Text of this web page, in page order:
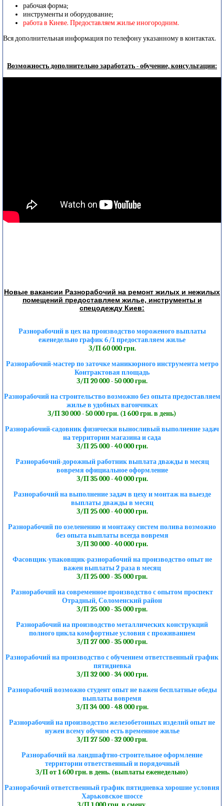
рабочая форма;
инструменты и оборудование;
работа в Киеве. Предоставляем жилье иногородним.
Вся дополнительная информация по телефону указанному в контактах.
Возможность дополнительно заработать - обучение, консультации:
Новые вакансии Разнорабочий на ремонт жилых и нежилых
помещений предоставляем жилье, инструменты и
спецодежду Киев:
Разнорабочий в цех на производство мороженого выплаты
еженедельно график 6/1 предоставляем жилье
З/П 60 000 грн.
Разнорабочий-мастер по заточке маникюрного инструмента метро
Контрактовая площадь
З/П 20 000 - 50 000 грн.
Разнорабочий на строительство возможно без опыта предоставляем
жилье в удобных вагончиках
З/П 30 000 - 50 000 грн. (1 600 грн. в день)
Разнорабочий-садовник физически выносливый выполнение задач
на территории магазина и сада
З/П 25 000 - 40 000 грн.
Разнорабочий-дорожный работник выплата дважды в месяц
вовремя официальное оформление
З/П 35 000 - 40 000 грн.
Разнорабочий на выполнение задач в цеху и монтаж на выезде
выплаты дважды в месяц
З/П 25 000 - 40 000 грн.
Разнорабочий по озеленению и монтажу систем полива возможно
без опыта выплаты всегда вовремя
З/П 30 000 - 40 000 грн.
Фасовщик-упаковщик-разнорабочий на производство опыт не
важен выплаты 2 раза в месяц
З/П 25 000 - 35 000 грн.
Разнорабочий на современное производство с опытом проспект
Отрадный, Соломенский район
З/П 25 000 - 35 000 грн.
Разнорабочий на производство металлических конструкций
полного цикла комфортные условия с проживанием
З/П 27 000 - 35 000 грн.
Разнорабочий на производство с обучением ответственный график
пятидневка
З/П 32 000 - 34 000 грн.
Разнорабочий возможно студент опыт не важен бесплатные обеды
выплаты вовремя
З/П 34 000 - 48 000 грн.
Разнорабочий на производство железобетонных изделий опыт не
нужен всему обучим есть временное жилье
З/П 27 500 - 32 000 грн.
Разнорабочий на ландшафтно-строительное оформление
территории ответственный и порядочный
З/П от 1 600 грн. в день. (выплаты еженедельно)
Разнорабочий ответственный график пятидневка хорошие условия
Харьковское шоссе